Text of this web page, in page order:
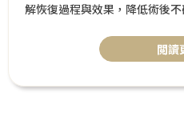
解恢復過程與效果，降低術後不
閲讀